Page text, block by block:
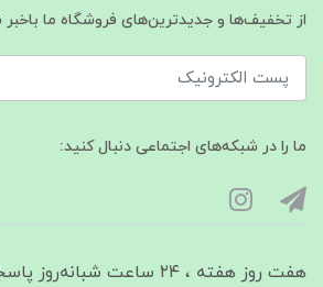
از تخفیف‌ها و جدیدترین‌های فروشگاه ما
ما را در شبکه‌های اجتماعی دنبال کنید:
هفت روز هفته ، ۲۴ ساعت